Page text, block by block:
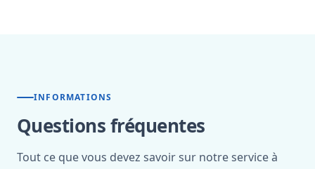
INFORMATIONS
Questions fréquentes
Tout ce que vous devez savoir sur notre service à